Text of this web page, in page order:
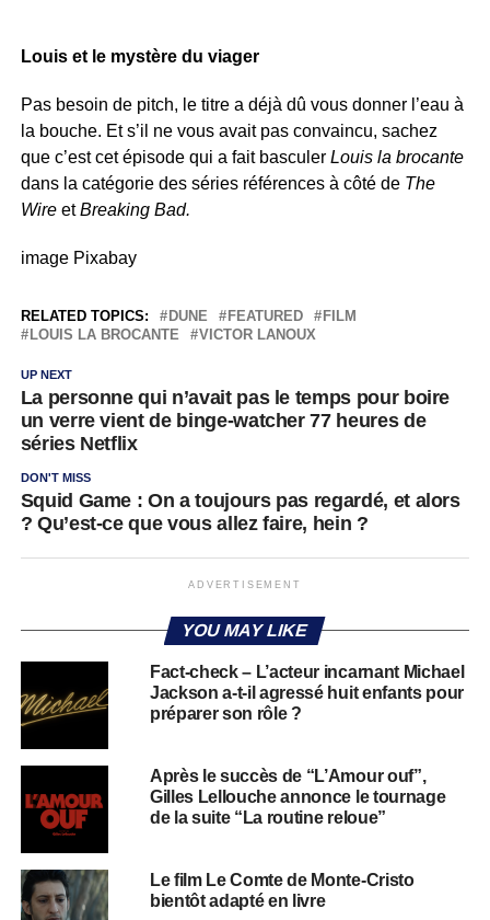
Louis et le mystère du viager
Pas besoin de pitch, le titre a déjà dû vous donner l’eau à
la bouche. Et s’il ne vous avait pas convaincu, sachez
que c’est cet épisode qui a fait basculer Louis la brocante
dans la catégorie des séries références à côté de The
WireetBreaking Bad.
image Pixabay
RELATED TOPICS: DUNE FEATURED
FILM
LOUIS LA BROCANTE
VICTOR LANOUX
UP NEXT
La personne qui n’avait pas le temps pour boire
un verre vient de binge-watcher 77 heures de
séries Netflix
DON'T MISS
Squid Game : On a toujours pas regardé, et alors
? Qu’est-ce que vous allez faire, hein ?
ADVERTISEMENT
YOU MAY LIKE
Fact-check – L’acteur incarnant Michael
Jackson a-t-il agressé huit enfants pour
préparer son rôle ?
Après le succès de “L’Amour ouf”,
Gilles Lellouche annonce le tournage
de la suite “La routine reloue”
Le film Le Comte de Monte-Cristo
bientôt adapté en livre